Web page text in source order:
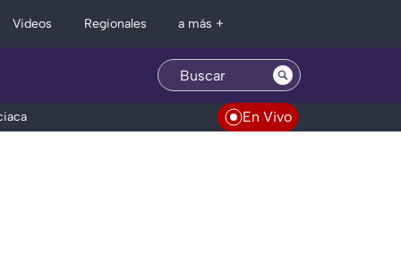
Videos Regionales a más +
En Vivo